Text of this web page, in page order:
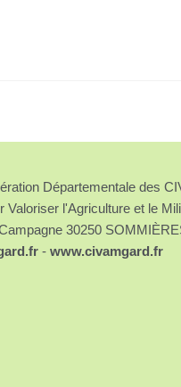
Départementale des
Valoriser l'Agriculture et le
30250
- www.civamgard.fr